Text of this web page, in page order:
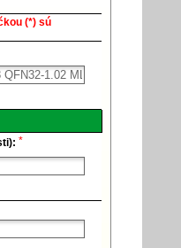
(*) sú
*